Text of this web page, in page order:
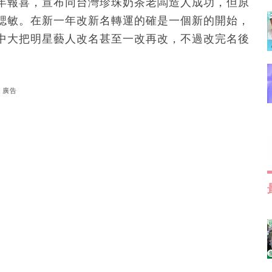
。在新一年改新名轉運的確是一個新的開始，
把明星藝人改名甚至一改再改，不過改完名後
廣告